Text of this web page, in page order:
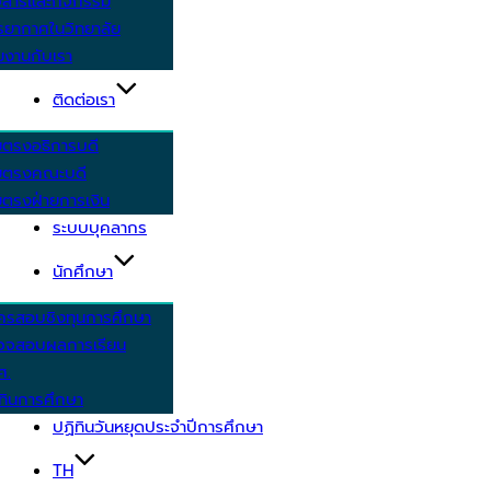
ากาศในวิทยาลัย
านกับเรา
ติดต่อเรา
รงอธิการบดี
ตรงคณะบดี
รงฝ่ายการเงิน
ระบบบุคลากร
นักศึกษา
รสอบชิงทุนการศึกษา
สอบผลการเรียน
.
นการศึกษา
ปฏิทินวันหยุดประจำปีการศึกษา
TH